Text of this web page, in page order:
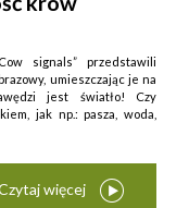
signals” przedstawili
umieszczając je na
jest światło! Czy
jak np.: pasza, woda,
więcej